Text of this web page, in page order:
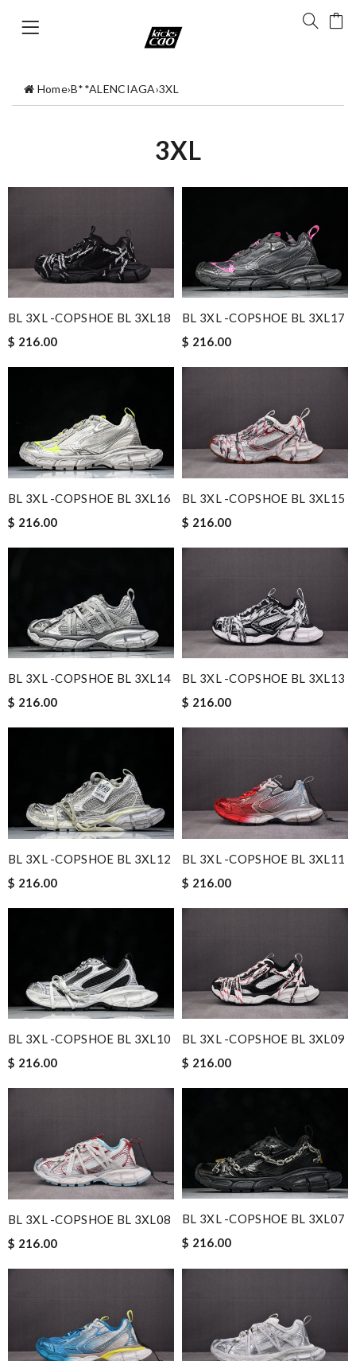
Home›B**ALENCIAGA›3XL
3XL
BL 3XL -COPSHOE BL 3XL18
$ 216.00
BL 3XL -COPSHOE BL 3XL17
$ 216.00
BL 3XL -COPSHOE BL 3XL16
$ 216.00
BL 3XL -COPSHOE BL 3XL15
$ 216.00
BL 3XL -COPSHOE BL 3XL14
$ 216.00
BL 3XL -COPSHOE BL 3XL13
$ 216.00
BL 3XL -COPSHOE BL 3XL12
$ 216.00
BL 3XL -COPSHOE BL 3XL11
$ 216.00
BL 3XL -COPSHOE BL 3XL10
$ 216.00
BL 3XL -COPSHOE BL 3XL09
$ 216.00
BL 3XL -COPSHOE BL 3XL08
$ 216.00
BL 3XL -COPSHOE BL 3XL07
$ 216.00